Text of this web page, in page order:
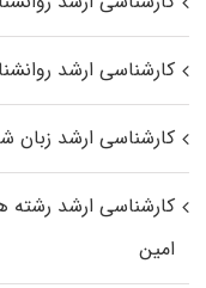
کارشناسی ارشد
کارشناسی ارشد زبان
کارشناسی ارشد
اﻣﻴﻦ